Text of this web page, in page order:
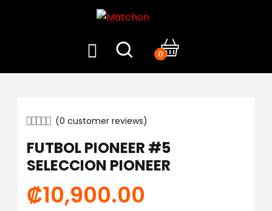
0
(0 customer reviews)
FUTBOL PIONEER #5
SELECCION PIONEER
₡10,900.00